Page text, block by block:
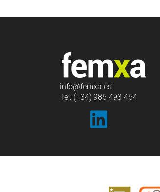
info@femxa.es
Tel: (+34) 986 493 464